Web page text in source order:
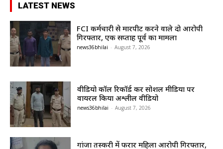
LATEST NEWS
FCI कर्मचारी से मारपीट करने वाले दो आरोपी
गिरफ्तार, एक सप्ताह पूर्व का मामला
news36bhilai - August 7, 2026
वीडियो कॉल रिकॉर्ड कर सोशल मीडिया पर
वायरल किया अश्लील वीडियो
news36bhilai - August 7, 2026
गांजा तस्करी में फरार महिला आरोपी गिरफ्तार,